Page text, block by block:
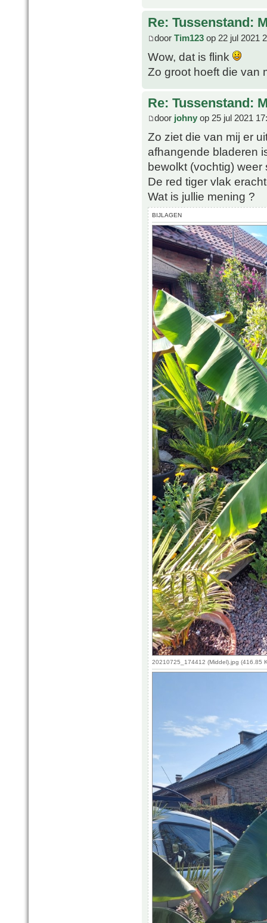
Re: Tussenstand:
door Tim123 op 22 jul 2021
Wow, dat is flink
Zo groot hoeft die van
Re: Tussenstand:
door johny op 25 jul 2021
Zo ziet die van mij er
afhangende bladeren
bewolkt (vochtig)
De red tiger vlak
Wat is jullie mening ?
BIJLAGEN
20210725_174412 (Middel).jpg (416.85